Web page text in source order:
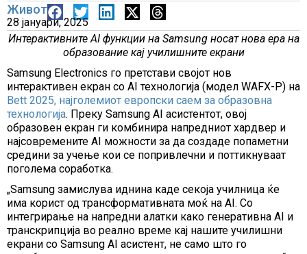
Живот
28 јануари, 2025
Интерактивните AI функции на Samsung носат нова ера на
образование кај училишните екрани
Samsung Electronics го претстави својот нов
интерактивен екран со AI технологија (модел WAFX-P) на
Bett 2025, најголемиот европски саем за образовна
технологија. Преку Samsung AI асистентот, овој
образовен екран ги комбинира напредниот хардвер и
најсовремените AI можности за да создаде попаметни
средини за учење кои се попривлечни и поттикнуваат
поголема соработка.
„Samsung замислува иднина каде секоја училница ќе
има корист од трансформативната моќ на AI. Со
интегрирање на напредни алатки како генеративна AI и
транскрипција во реално време кај нашите училишни
екрани со Samsung AI асистент, не само што го